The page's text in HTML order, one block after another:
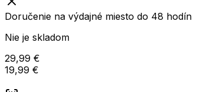
Doručenie na výdajné miesto do 48 hodín
Nie je skladom
29,99 €
19,99 €